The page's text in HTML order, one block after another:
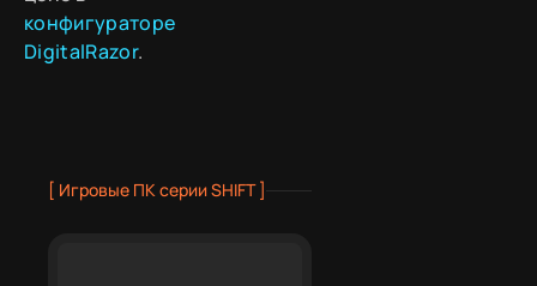
конфигураторе
DigitalRazor.
[ Игровые ПК серии SHIFT ]